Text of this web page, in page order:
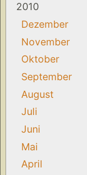
2010
Dezember
November
Oktober
September
August
Juli
Juni
Mai
April